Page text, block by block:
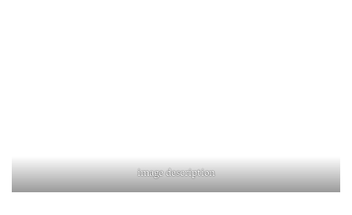
image description